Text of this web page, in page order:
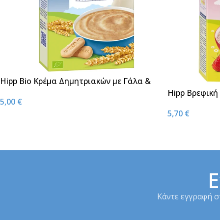
Hipp Bio Κρέμα Δημητριακών με Γάλα &
5,00 €
Hipp
8m+ 250g
5,70 €
Κάντε εγγραφή